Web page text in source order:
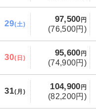
29(土)
97,500円
(76,500円)
30(日)
95,600円
(74,900円)
31(月)
104,900円
(82,200円)